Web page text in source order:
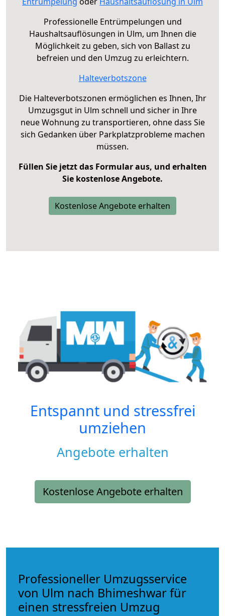
Professionelle Entrümpelungen und
Haushaltsauflösungen in Ulm, um Ihnen die
Möglichkeit zu geben, sich von Ballast zu
befreien und den Umzug zu erleichtern.
Halteverbotszone
Die Halteverbotszonen ermöglichen es Ihnen, Ihr
Umzugsgut in Ulm schnell und sicher in Ihre
neue Wohnung zu transportieren, ohne dass Sie
sich Gedanken über Parkplatzprobleme machen
müssen.
Füllen Sie jetzt das Formular aus, und erhalten
Sie kostenlose Angebote.
Kostenlose Angebote erhalten
Entspannt und stressfrei
umziehen
Angebote erhalten
Kostenlose Angebote erhalten
Professioneller Umzugsservice
von Ulm nach Bhimeshwar für
einen stressfreien Umzug